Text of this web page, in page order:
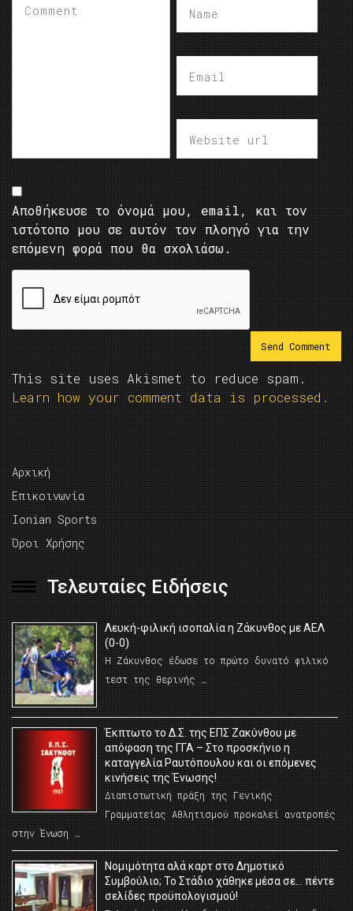
Αποθήκευσε το όνομά μου, email, και τον
ιστότοπο μου σε αυτόν τον πλοηγό για την
επόμενη φορά που θα σχολιάσω.
This site uses Akismet to reduce spam.
Learn how your comment data is processed.
Αρχική
Επικοινωνία
Ionian Sports
Όροι Χρήσης
Τελευταίες Ειδήσεις
Λευκή-φιλική ισοπαλία η Ζάκυνθος με ΑΕΛ
(0-0)
Η Ζάκυνθος έδωσε το πρώτο δυνατό φιλικό
τεστ της θερινής …
Έκπτωτο το Δ.Σ. της ΕΠΣ Ζακύνθου με
απόφαση της ΓΓΑ – Στο προσκήνιο η
καταγγελία Ραυτόπουλου και οι επόμενες
κινήσεις της Ένωσης!
Διαπιστωτική πράξη της Γενικής
Γραμματείας Αθλητισμού προκαλεί ανατροπές
στην Ένωση …
Νομιμότητα αλά καρτ στο Δημοτικό
Συμβούλιο; Το Στάδιο χάθηκε μέσα σε… πέντε
σελίδες προϋπολογισμού!